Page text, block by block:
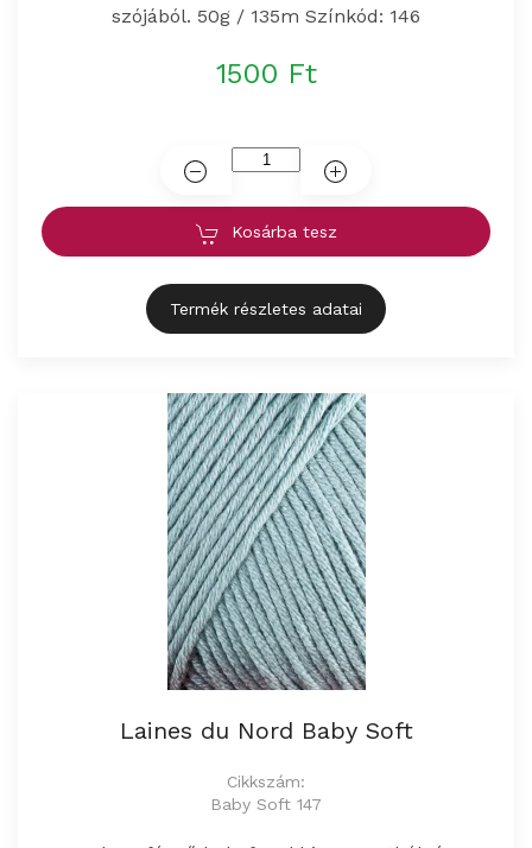
szójából. 50g / 135m Színkód: 146
1500 Ft
Kosárba tesz
Termék részletes adatai
Laines du Nord Baby Soft
Cikkszám:
Baby Soft 147